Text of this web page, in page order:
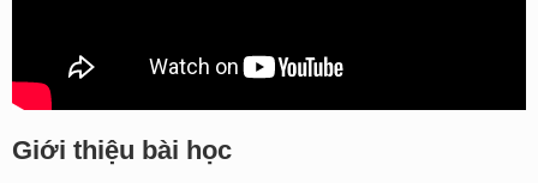
Giới thiệu bài học